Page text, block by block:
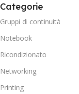
Categorie
Gruppi di continuità
Notebook
Ricondizionato
Networking
Printing